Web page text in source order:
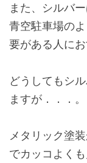
また、シルバ
青空駐車場の
要がある人にお
どうしてもシ
ますが．．．。
メタリック塗
でカッコよくも